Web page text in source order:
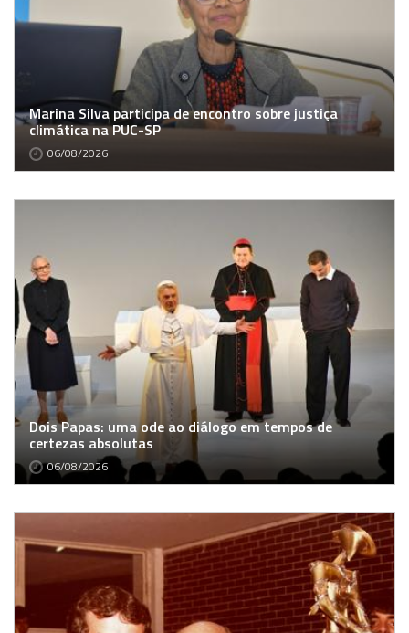
Marina Silva participa de encontro sobre justiça
climática na PUC-SP
06/08/2026
Dois Papas: uma ode ao diálogo em tempos de
certezas absolutas
06/08/2026